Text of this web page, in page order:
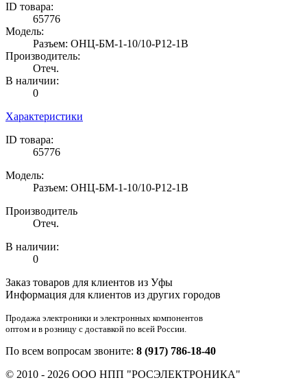
ID товара:
65776
Модель:
Разъем: ОНЦ-БМ-1-10/10-Р12-1В
Производитель:
Отеч.
В наличии:
0
Характеристики
ID товара:
65776
Модель:
Разъем: ОНЦ-БМ-1-10/10-Р12-1В
Производитель
Отеч.
В наличии:
0
Заказ товаров для клиентов из Уфы
Информация для клиентов из других городов
Продажа электроники и электронных компонентов
оптом и в розницу с доставкой по всей России.
По всем вопросам звоните: 8 (917) 786-18-40
© 2010 - 2026 ООО НПП "РОСЭЛЕКТРОНИКА"